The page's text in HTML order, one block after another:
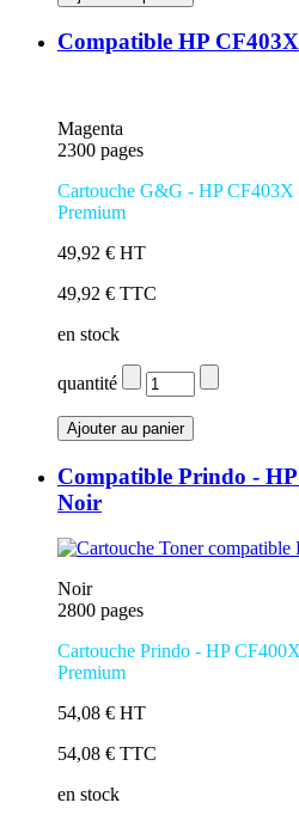
Compatible HP
Magenta
2300 pages
Cartouche G&G - HP CF403X
Premium
49,92 € HT
49,92 € TTC
en stock
quantité
Compatible Prindo -
Noir
Noir
2800 pages
Cartouche Prindo - HP
Premium
54,08 € HT
54,08 € TTC
en stock